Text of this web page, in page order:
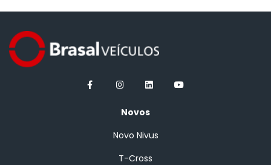
Novos
Novo Nivus
T-Cross